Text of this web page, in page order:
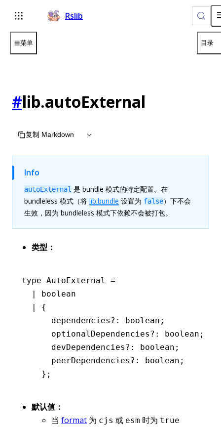
Rslib
菜单 目录
#lib.autoExternal
复制 Markdown
Info
autoExternal 是 bundle 模式的特定配置。在
bundleless 模式（将 lib.bundle 设置为 false）下不会
生效，因为 bundleless 模式下依赖不会被打包。
类型：
type AutoExternal
=
  |
boolean
  |
{
      dependencies
?: boolean ;
      optionalDependencies
?: boolean ;
      devDependencies
?: boolean ;
      peerDependencies
?: boolean ;
    };
默认值：
当 format 为 cjs 或 esm 时为 true